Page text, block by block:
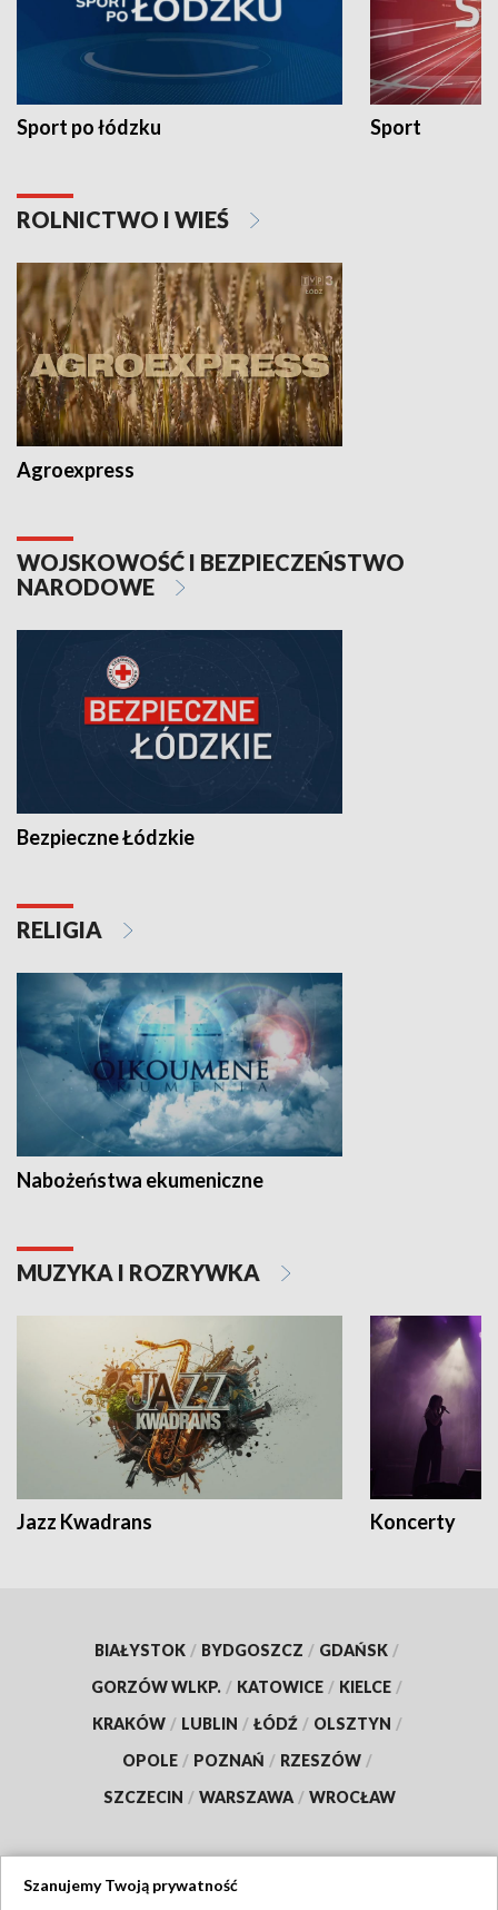
Sport po łódzku Sport
ROLNICTWO I WIEŚ
Agroexpress
WOJSKOWOŚĆ I BEZPIECZEŃSTWO
NARODOWE
Bezpieczne Łódzkie
RELIGIA
Nabożeństwa ekumeniczne
MUZYKA I ROZRYWKA
Jazz Kwadrans Koncerty
BIAŁYSTOK / BYDGOSZCZ / GDAŃSK /
GORZÓW WLKP. / KATOWICE / KIELCE /
KRAKÓW / LUBLIN / ŁÓDŹ / OLSZTYN /
OPOLE / POZNAŃ / RZESZÓW /
SZCZECIN / WARSZAWA / WROCŁAW
Szanujemy Twoją prywatność